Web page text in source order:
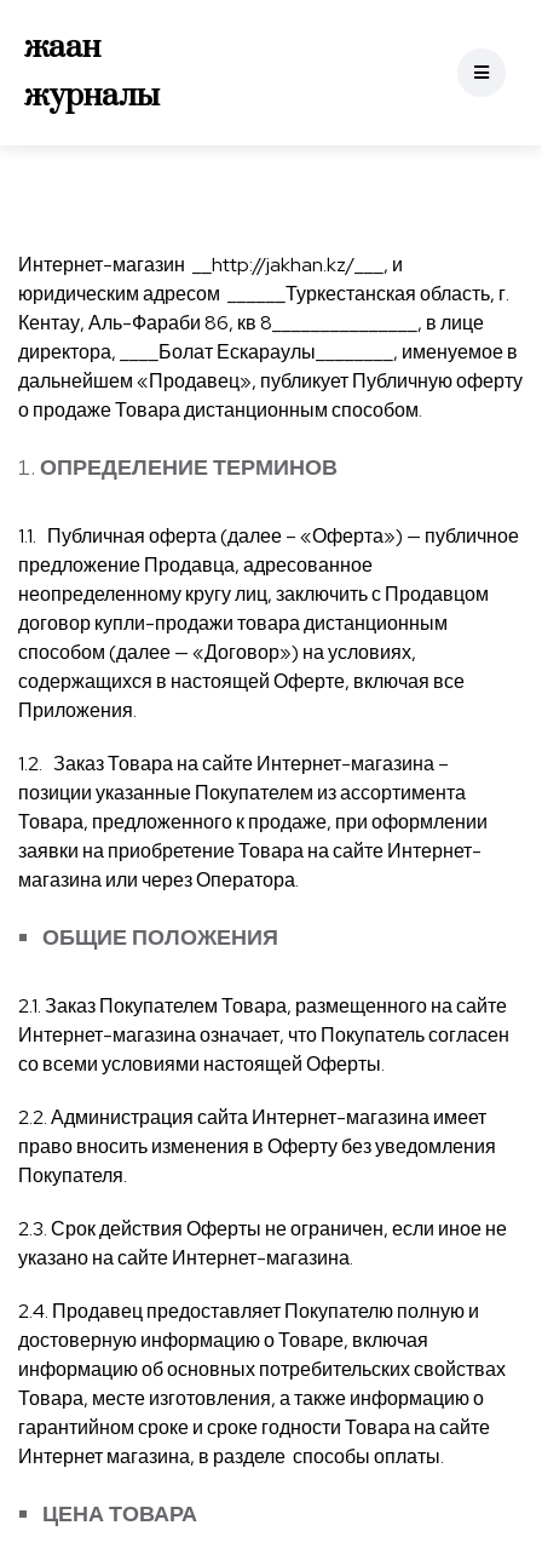
жаһан
журналы
Интернет-магазин __http://jakhan.kz/___, и
юридическим адресом ______Туркестанская область, г.
Кентау, Аль-Фараби 86, кв 8_______________, в лице
директора, ____Болат Ескараулы________, именуемое в
дальнейшем «Продавец», публикует Публичную оферту
о продаже Товара дистанционным способом.
ОПРЕДЕЛЕНИЕ ТЕРМИНОВ
1.1. Публичная оферта (далее – «Оферта») — публичное
предложение Продавца, адресованное
неопределенному кругу лиц, заключить с Продавцом
договор купли-продажи товара дистанционным
способом (далее — «Договор») на условиях,
содержащихся в настоящей Оферте, включая все
Приложения.
1.2. Заказ Товара на сайте Интернет-магазина –
позиции указанные Покупателем из ассортимента
Товара, предложенного к продаже, при оформлении
заявки на приобретение Товара на сайте Интернет-
магазина или через Оператора.
ОБЩИЕ ПОЛОЖЕНИЯ
2.1. Заказ Покупателем Товара, размещенного на сайте
Интернет-магазина означает, что Покупатель согласен
со всеми условиями настоящей Оферты.
2.2. Администрация сайта Интернет-магазина имеет
право вносить изменения в Оферту без уведомления
Покупателя.
2.3. Срок действия Оферты не ограничен, если иное не
указано на сайте Интернет-магазина.
2.4. Продавец предоставляет Покупателю полную и
достоверную информацию о Товаре, включая
информацию об основных потребительских свойствах
Товара, месте изготовления, а также информацию о
гарантийном сроке и сроке годности Товара на сайте
Интернет магазина, в разделе способы оплаты.
ЦЕНА ТОВАРА